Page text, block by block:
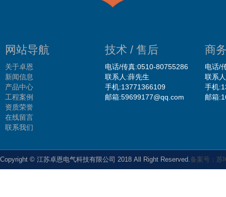
网站导航
关于卓恩
新闻信息
产品中心
工程案例
资质荣誉
在线留言
联系我们
技术 / 售后
电话/传真:0510-80755286
联系人:薛先生
手机:13771366109
邮箱:59699177@qq.com
商
电话/
联系
手机
邮箱
Copyright © 江苏卓恩电气科技有限公司 2018 All Right Reserved.备案号：苏